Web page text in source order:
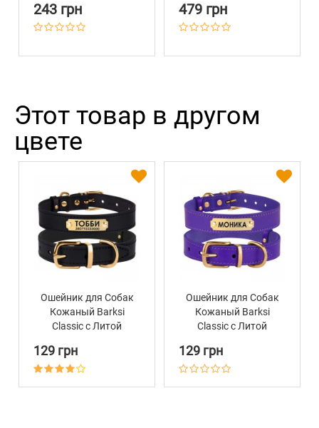
243 грн 479 грн
Этот товар в другом
цвете
Ошейник для Собак
Кожаный Barksi
Classic с Литой
Черный
129 грн
Ошейник для Собак
Кожаный Barksi
Classic с Литой
Фиолетовый
129 грн